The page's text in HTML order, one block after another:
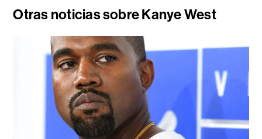
Otras noticias sobre Kanye West